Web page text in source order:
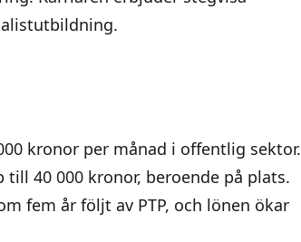
kronor per månad i offentlig sektor.
40 000 kronor, beroende på plats.
fem år följt av PTP, och lönen ökar